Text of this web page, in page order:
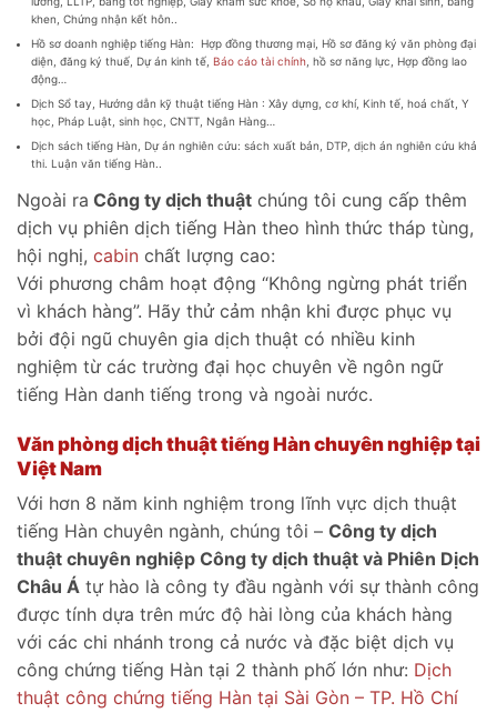
khen, Chứng nhận kết hôn..
Hồ sơ doanh nghiệp tiếng Hàn: Hợp đồng thương mại, Hồ sơ đăng ký văn phòng đại
diện, đăng ký thuế, Dự án kinh tế, Báo cáo tài chính , hồ sơ năng lực, Hợp đồng lao
động…
Dịch Sổ tay, Hướng dẫn kỹ thuật tiếng Hàn : Xây dựng, cơ khí, Kinh tế, hoá chất, Y
học, Pháp Luật, sinh học, CNTT, Ngân Hàng…
Dịch sách tiếng Hàn, Dự án nghiên cứu: sách xuất bản, DTP, dịch án nghiên cứu khả
thi. Luận văn tiếng Hàn..
Ngoài ra Công ty dịch thuật chúng tôi cung cấp thêm
dịch vụ phiên dịch tiếng Hàn theo hình thức tháp tùng,
hội nghị, cabin chất lượng cao:
Với phương châm hoạt động “Không ngừng phát triển
vì khách hàng”. Hãy thử cảm nhận khi được phục vụ
bởi đội ngũ chuyên gia dịch thuật có nhiều kinh
nghiệm từ các trường đại học chuyên về ngôn ngữ
tiếng Hàn danh tiếng trong và ngoài nước.
Văn phòng dịch thuật tiếng Hàn chuyên nghiệp tại
Việt Nam
Với hơn 8 năm kinh nghiệm trong lĩnh vực dịch thuật
tiếng Hàn chuyên ngành, chúng tôi – Công ty dịch
thuật chuyên nghiệp Công ty dịch thuật và Phiên Dịch
Châu Á tự hào là công ty đầu ngành với sự thành công
được tính dựa trên mức độ hài lòng của khách hàng
với các chi nhánh trong cả nước và đặc biệt dịch vụ
công chứng tiếng Hàn tại 2 thành phố lớn như: Dịch
thuật công chứng tiếng Hàn tại Sài Gòn – TP. Hồ Chí